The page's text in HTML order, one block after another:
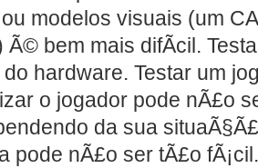
modelos visuais (um
Ã© bem mais difÃ­cil.
hardware. Testar um
o jogador pode nÃ£o
da sua
pode nÃ£o ser tÃ£o